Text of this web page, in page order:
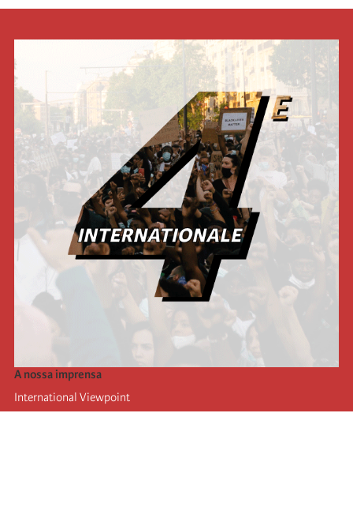
A nossa imprensa
International Viewpoint